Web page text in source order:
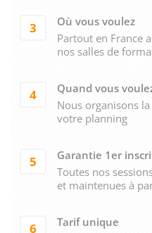
3
Où vous voulez
Partout en France
nos salles de
4
Quand vous
Nous organisons
votre planning
5
Garantie 1er
Toutes nos
et maintenues à
6
Tarif unique